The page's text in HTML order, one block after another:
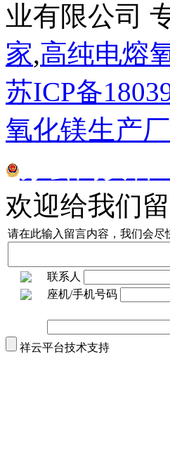
业有限公司
家,高纯电熔
苏ICP备
氧化镁生产
欢迎给我们
请在此输入留言内容，我们会尽
联系人
座机/手机号码
祥云平台技术支持